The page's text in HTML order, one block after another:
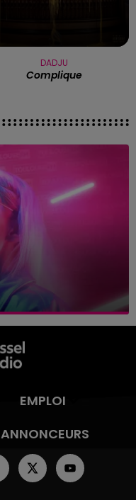
DADJU
Complique
EMPLOI
ANNONCEURS